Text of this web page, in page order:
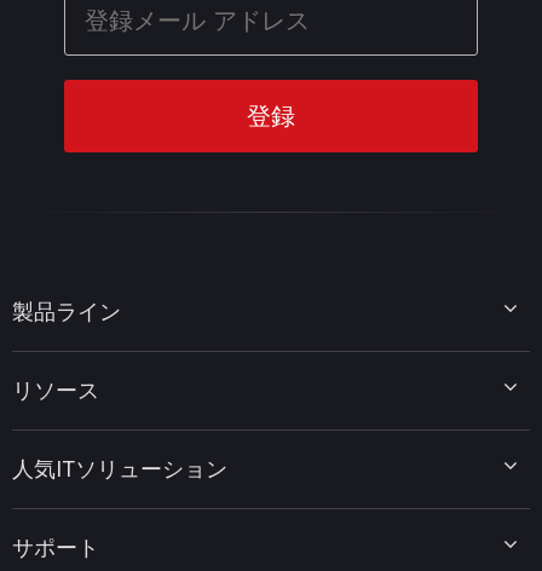
製品ライン
MiniTool Power Data Recovery
MiniTool PDF Editor
MiniTool MovieMaker
MiniTool uTube Downloader
リソース
データ復元ヒント
PDF編集ヒント
人気ITソリューション
MiniTool ニュースセンター
サポート